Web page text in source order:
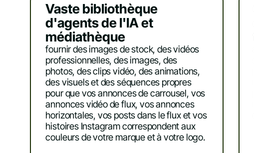
Vaste bibliothèque
d'agents de l'IA et
médiathèque
fournir des images de stock, des vidéos
professionnelles, des images, des
photos, des clips vidéo, des animations,
des visuels et des séquences propres
pour que vos annonces de carrousel, vos
annonces vidéo de flux, vos annonces
horizontales, vos posts dans le flux et vos
histoires Instagram correspondent aux
couleurs de votre marque et à votre logo.